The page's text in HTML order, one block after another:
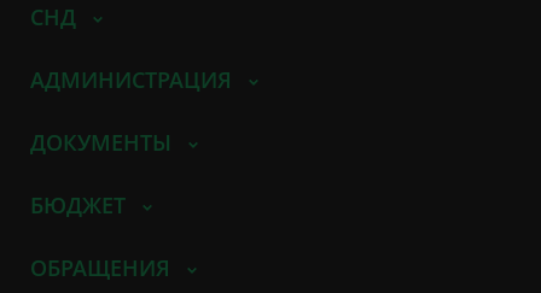
СНД
АДМИНИСТРАЦИЯ
ДОКУМЕНТЫ
БЮДЖЕТ
ОБРАЩЕНИЯ